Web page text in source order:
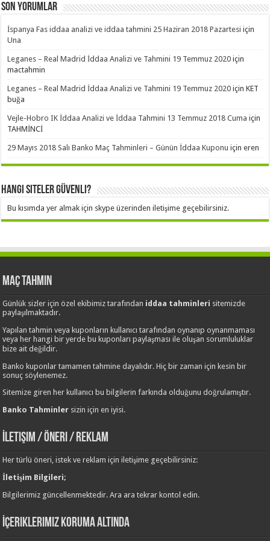
Son Yorumlar
İspanya Fas iddaa analizi ve iddaa tahmini 25 Haziran 2018 Pazartesi için
Una
Leganes – Real Madrid İddaa Analizi ve Tahmini 19 Temmuz 2020 için
mactahmin
Leganes – Real Madrid İddaa Analizi ve Tahmini 19 Temmuz 2020 içinKET
buğa
Vejle-Hobro IK İddaa Analizi ve İddaa Tahmini 13 Temmuz 2018 Cuma için
TAHMİNCİ
29 Mayıs 2018 Salı Banko Maç Tahminleri – Günün İddaa Kuponu içineren
Hangi Siteler Güvenli?
Bu kısımda yer almak için skype üzerinden iletişime geçebilirsiniz.
Maç Tahmin
Günlük sizler için özel ekibimiz tarafından iddaa tahminleri sitemizde
paylaşılmaktadır.
Yapılan tahmin veya kuponların kullanıcı tarafından oynanıp oynanmaması
veya her hangi bir yerde bu kuponları paylaşması ile oluşan sorumluluklar
bize ait değildir.
Banko kuponlar tamamen tahmine dayalıdır. Hiç bir zaman için kesin bir
sonuç söylenemez.
Sitemize giren her kullanıcı bu bilgilerin farkında olduğunu doğrulamıştır.
Banko Tahminler sizin için en iyisi.
İletişim / Öneri / Reklam
Her türlü öneri, istek ve reklam için iletişime geçebilirsiniz:
İletişim Bilgileri;
Bilgilerimiz güncellenmektedir. Ara ara tekrar kontol edin.
İçeriklerimiz Koruma Altında